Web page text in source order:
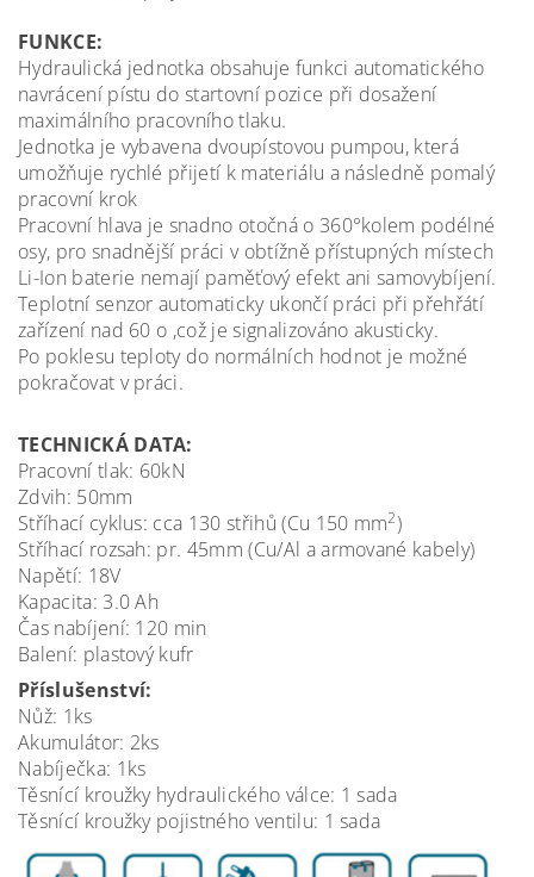
FUNKCE:
Hydraulická jednotka obsahuje funkci automatického
navrácení pístu do startovní pozice při dosažení
maximálního pracovního tlaku.
Jednotka je vybavena dvoupístovou pumpou, která
umožňuje rychlé přijetí k materiálu a následně pomalý
pracovní krok
Pracovní hlava je snadno otočná o 360°kolem podélné
osy, pro snadnější práci v obtížně přístupných místech
Li-Ion baterie nemají paměťový efekt ani samovybíjení.
Teplotní senzor automaticky ukončí práci při přehřátí
zařízení nad 60 o ,což je signalizováno akusticky.
Po poklesu teploty do normálních hodnot je možné
pokračovat v práci.
TECHNICKÁ DATA:
Pracovní tlak: 60kN
Zdvih: 50mm
Stříhací cyklus: cca 130 střihů (Cu 150 mm2)
Stříhací rozsah: pr. 45mm (Cu/Al a armované kabely)
Napětí: 18V
Kapacita: 3.0 Ah
Čas nabíjení: 120 min
Balení: plastový kufr
Příslušenství:
Nůž: 1ks
Akumulátor: 2ks
Nabíječka: 1ks
Těsnící kroužky hydraulického válce: 1 sada
Těsnící kroužky pojistného ventilu: 1 sada